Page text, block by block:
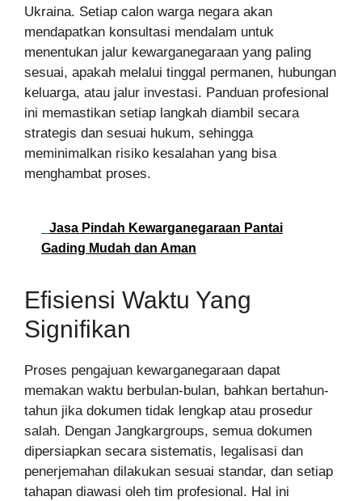
Ukraina. Setiap calon warga negara akan
mendapatkan konsultasi mendalam untuk
menentukan jalur kewarganegaraan yang paling
sesuai, apakah melalui tinggal permanen, hubungan
keluarga, atau jalur investasi. Panduan profesional
ini memastikan setiap langkah diambil secara
strategis dan sesuai hukum, sehingga
meminimalkan risiko kesalahan yang bisa
menghambat proses.
Jasa Pindah Kewarganegaraan Pantai
Gading Mudah dan Aman
Efisiensi Waktu Yang
Signifikan
Proses pengajuan kewarganegaraan dapat
memakan waktu berbulan-bulan, bahkan bertahun-
tahun jika dokumen tidak lengkap atau prosedur
salah. Dengan Jangkargroups, semua dokumen
dipersiapkan secara sistematis, legalisasi dan
penerjemahan dilakukan sesuai standar, dan setiap
tahapan diawasi oleh tim profesional. Hal ini